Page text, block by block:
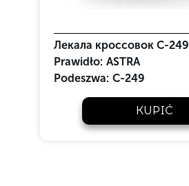
Лекала кроссовок С-249
Prawidło: ASTRA
Podeszwa: C-249
KUPIĆ